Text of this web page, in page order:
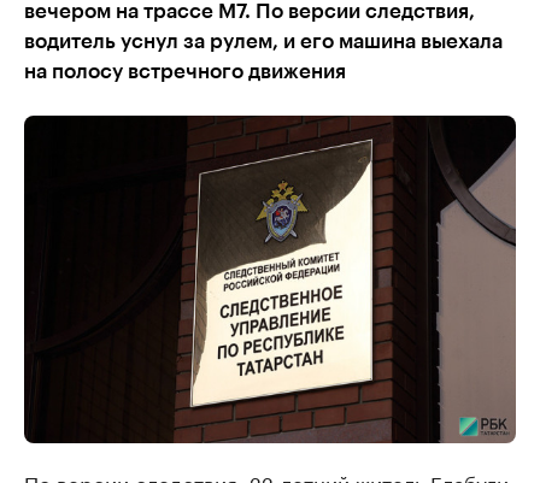
вечером на трассе М7. По версии следствия,
водитель уснул за рулем, и его машина выехала
на полосу встречного движения